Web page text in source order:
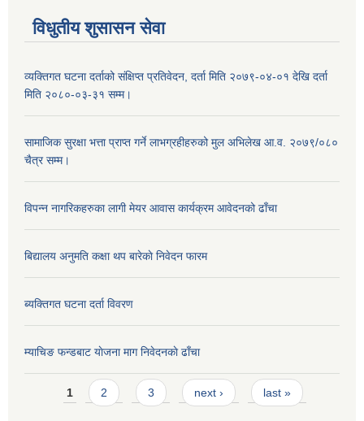
विधुतीय शुसासन सेवा
व्यक्तिगत घटना दर्ताको संक्षिप्त प्रतिवेदन, दर्ता मिति २०७९-०४-०१ देखि दर्ता
मिति २०८०-०३-३१ सम्म।
सामाजिक सुरक्षा भत्ता प्राप्त गर्ने लाभग्रहीहरुको मुल अभिलेख आ.व. २०७९/०८०
चैत्र सम्म।
विपन्न नागरिकहरुका लागी मेयर आवास कार्यक्रम आवेदनको ढाँचा
बिद्यालय अनुमति कक्षा थप बारेकाे निवेदन फारम
ब्यक्तिगत घटना दर्ता विवरण
म्याचिङ फन्डबाट याेजना माग निवेदनकाे ढाँचा
Pages
1 2 3 next › last »